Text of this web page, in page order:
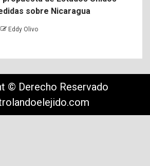
sobre Nicaragua
Eddy Olivo
© Derecho Reservado